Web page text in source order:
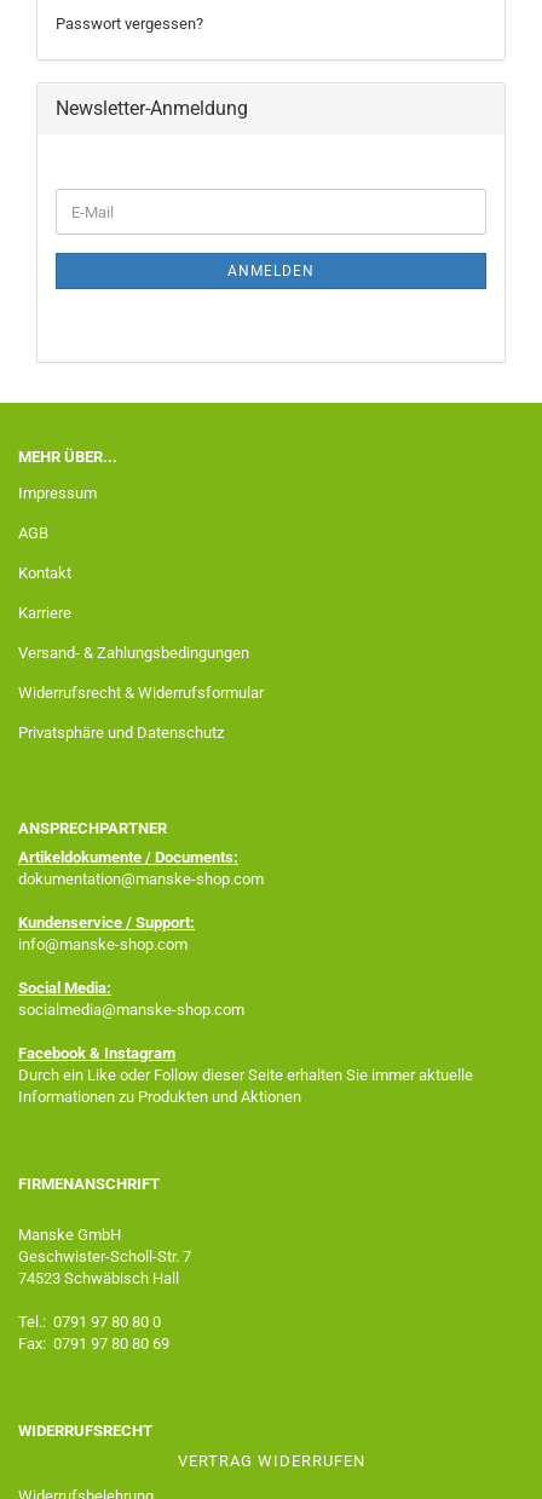
Passwort vergessen?
Newsletter-Anmeldung
ANMELDEN
MEHR ÜBER...
Impressum
AGB
Kontakt
Karriere
Versand- & Zahlungsbedingungen
Widerrufsrecht & Widerrufsformular
Privatsphäre und Datenschutz
ANSPRECHPARTNER
Artikeldokumente / Documents:
dokumentation@manske-shop.com
Kundenservice / Support:
info@manske-shop.com
Social Media:
socialmedia@manske-shop.com
Facebook & Instagram
Durch ein Like oder Follow dieser Seite erhalten Sie immer aktuelle
Informationen zu Produkten und Aktionen
FIRMENANSCHRIFT
Manske GmbH
Geschwister-Scholl-Str. 7
74523 Schwäbisch Hall
Tel.: 0791 97 80 80 0
Fax: 0791 97 80 80 69
WIDERRUFSRECHT
VERTRAG WIDERRUFEN